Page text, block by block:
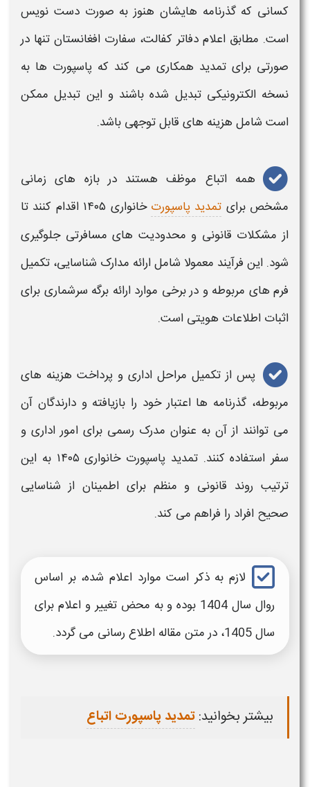
کسانی که گذرنامه‌ هایشان هنوز به صورت دست‌ نویس
است. مطابق اعلام دفاتر کفالت، سفارت افغانستان تنها در
صورتی برایتمدید همکاری می‌ کند که پاسپورت‌ ها به
نسخهالکترونیکی تبدیل شده باشند و این تبدیل ممکن
است شامل هزینه‌ های قابل توجهی باشد.
همه اتباع موظف هستند در بازه‌ های زمانی
مشخص برای تمدید پاسپورت خانواری ۱۴۰۵
اقدام کنند تا
از مشکلات قانونی و محدودیت‌ های مسافرتی جلوگیری
شود. این فرآیند معمولا شامل ارائه مدارک شناسایی، تکمیل
فرم‌ های مربوطه و در برخی موارد ارائه برگه سرشماری برای
اثبات اطلاعات هویتی است.
پس از تکمیل مراحل اداری و پرداخت هزینه‌ های
مربوطه، گذرنامه‌ ها اعتبار خود را بازیافته و دارندگان آن
می‌ توانند از آن به‌ عنوان مدرک رسمی برای امور اداری و
سفر استفاده کنند.تمدید پاسپورت خانواری ۱۴۰۵
به این
ترتیب روند قانونی و منظم برای اطمینان از شناسایی
صحیح افراد را فراهم می‌ کند.
لازم به ذکر است موارد اعلام شده، بر اساس
روال سال 1404 بوده و به محض تغییر و اعلام برای
سال 1405، در متن مقاله اطلاع رسانی می گردد.
بیشتر بخوانید:تمدید پاسپورت اتباع